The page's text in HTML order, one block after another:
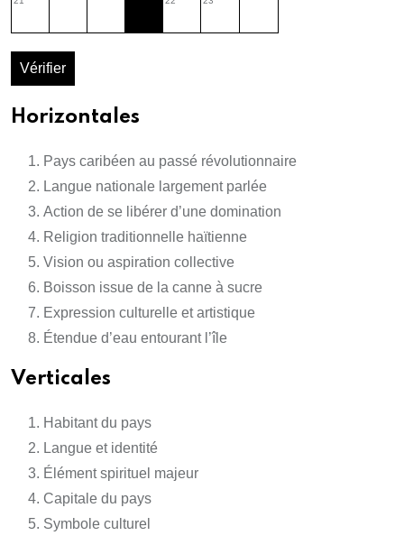
Vérifier
Horizontales
Pays caribéen au passé révolutionnaire
Langue nationale largement parlée
Action de se libérer d’une domination
Religion traditionnelle haïtienne
Vision ou aspiration collective
Boisson issue de la canne à sucre
Expression culturelle et artistique
Étendue d’eau entourant l’île
Verticales
Habitant du pays
Langue et identité
Élément spirituel majeur
Capitale du pays
Symbole culturel